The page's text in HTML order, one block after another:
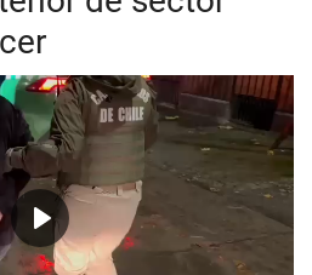
Play